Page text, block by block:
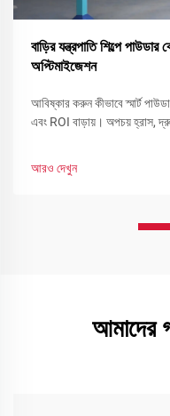
বাড়ির যন্ত্রপাতি শিল্পে
অপ্টিমাইজেশন
আবিষ্কার করুন কীভাবে স্মার্ট
এবং ROI বাড়ায়। অপচয় হ্রাস,
আরও দেখুন
আমাদের